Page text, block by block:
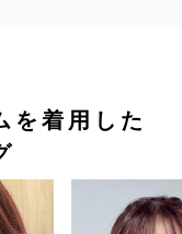
を着用した